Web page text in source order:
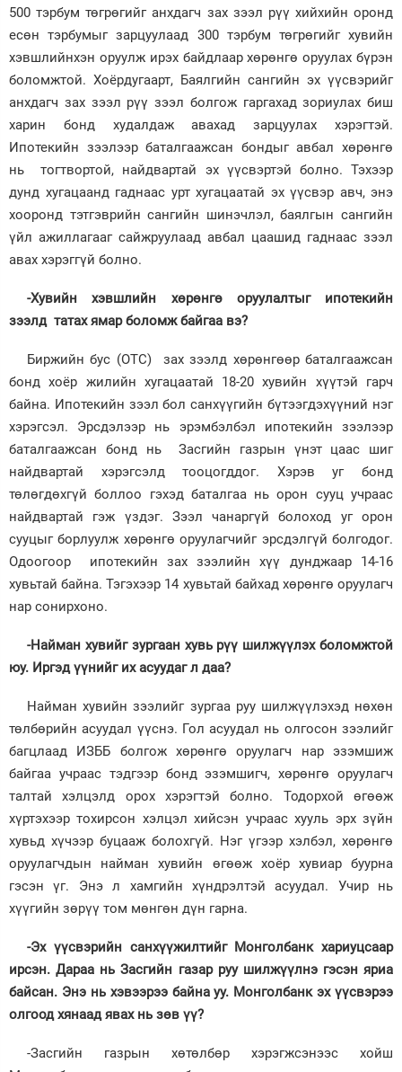
500 тэрбум төгрөгийг анхдагч зах зээл рүү хийхийн оронд
есөн тэрбумыг зарцуулаад 300 тэрбум төгрөгийг хувийн
хэвшлийнхэн оруулж ирэх байдлаар хөрөнгө оруулах бүрэн
боломжтой. Хоёрдугаарт, Баялгийн сангийн эх үүсвэрийг
анхдагч зах зээл рүү зээл болгож гаргахад зориулах биш
харин бонд худалдаж авахад зарцуулах хэрэгтэй.
Ипотекийн зээлээр баталгаажсан бондыг авбал хөрөнгө
нь тогтвортой, найдвартай эх үүсвэртэй болно. Тэхээр
дунд хугацаанд гаднаас урт хугацаатай эх үүсвэр авч, энэ
хооронд тэтгэврийн сангийн шинэчлэл, баялгын сангийн
үйл ажиллагааг сайжруулаад авбал цаашид гаднаас зээл
авах хэрэггүй болно.
-Хувийн хэвшлийн хөрөнгө оруулалтыг ипотекийн
зээлд татах ямар боломж байгаа вэ?
Биржийн бус (OTC) зах зээлд хөрөнгөөр баталгаажсан
бонд хоёр жилийн хугацаатай 18-20 хувийн хүүтэй гарч
байна. Ипотекийн зээл бол санхүүгийн бүтээгдэхүүний нэг
хэрэгсэл. Эрсдэлээр нь эрэмбэлбэл ипотекийн зээлээр
баталгаажсан бонд нь Засгийн газрын үнэт цаас шиг
найдвартай хэрэгсэлд тооцогддог. Хэрэв уг бонд
төлөгдөхгүй боллоо гэхэд баталгаа нь орон сууц учраас
найдвартай гэж үздэг. Зээл чанаргүй болоход уг орон
сууцыг борлуулж хөрөнгө оруулагчийг эрсдэлгүй болгодог.
Одоогоор ипотекийн зах зээлийн хүү дунджаар 14-16
хувьтай байна. Тэгэхээр 14 хувьтай байхад хөрөнгө оруулагч
нар сонирхоно.
-Найман хувийг зургаан хувь рүү шилжүүлэх боломжтой
юу. Иргэд үүнийг их асуудаг л даа?
Найман хувийн зээлийг зургаа руу шилжүүлэхэд нөхөн
төлбөрийн асуудал үүснэ. Гол асуудал нь олгосон зээлийг
багцлаад ИЗББ болгож хөрөнгө оруулагч нар эзэмшиж
байгаа учраас тэдгээр бонд эзэмшигч, хөрөнгө оруулагч
талтай хэлцэлд орох хэрэгтэй болно. Тодорхой өгөөж
хүртэхээр тохирсон хэлцэл хийсэн учраас хууль эрх зүйн
хувьд хүчээр буцааж болохгүй. Нэг үгээр хэлбэл, хөрөнгө
оруулагчдын найман хувийн өгөөж хоёр хувиар буурна
гэсэн үг. Энэ л хамгийн хүндрэлтэй асуудал. Учир нь
хүүгийн зөрүү том мөнгөн дүн гарна.
-Эх үүсвэрийн санхүүжилтийг Монголбанк хариуцсаар
ирсэн. Дараа нь Засгийн газар руу шилжүүлнэ гэсэн яриа
байсан. Энэ нь хэвээрээ байна уу. Монголбанк эх үүсвэрээ
олгоод хянаад явах нь зөв үү?
-Засгийн газрын хөтөлбөр хэрэгжсэнээс хойш